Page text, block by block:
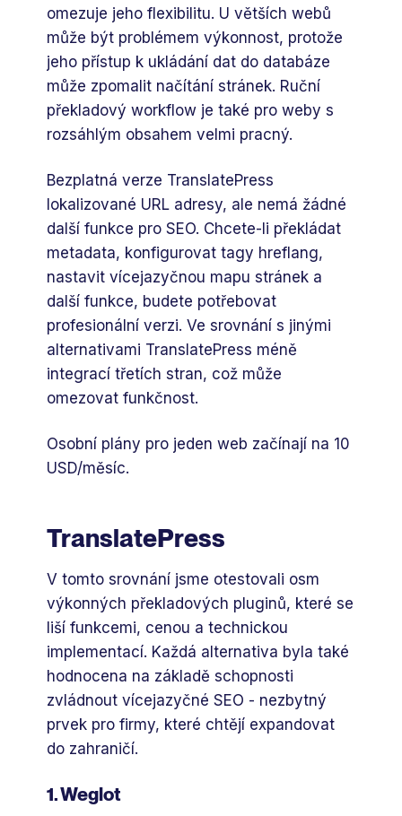
omezuje jeho flexibilitu. U větších webů
může být problémem výkonnost, protože
jeho přístup k ukládání dat do databáze
může zpomalit načítání stránek. Ruční
překladový workflow je také pro weby s
rozsáhlým obsahem velmi pracný.
Bezplatná verze TranslatePress
lokalizované URL adresy, ale nemá žádné
další funkce pro SEO. Chcete-li překládat
metadata, konfigurovat tagy hreflang,
nastavit vícejazyčnou mapu stránek a
další funkce, budete potřebovat
profesionální verzi. Ve srovnání s jinými
alternativami TranslatePress méně
integrací třetích stran, což může
omezovat funkčnost.
Osobní plány pro jeden web začínají na 10
USD/měsíc.
TranslatePress
V tomto srovnání jsme otestovali osm
výkonných překladových pluginů, které se
liší funkcemi, cenou a technickou
implementací. Každá alternativa byla také
hodnocena na základě schopnosti
zvládnout vícejazyčné SEO - nezbytný
prvek pro firmy, které chtějí expandovat
do zahraničí.
1. Weglot